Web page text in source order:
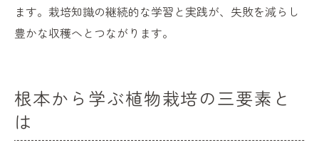
ます。栽培知識の継続的な学習と実践が、失敗を減らし
豊かな収穫へとつながります。
根本から学ぶ植物栽培の三要素と
は